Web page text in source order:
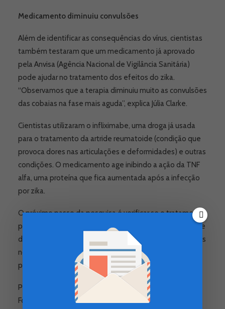
Medicamento diminuiu convulsões
Além de identificar as consequências do vírus, cientistas
também testaram que um medicamento já aprovado
pela Anvisa (Agência Nacional de Vigilância Sanitária)
pode ajudar no tratamento dos efeitos do zika.
“Observamos que a terapia diminuiu muito as convulsões
das cobaias na fase mais aguda”, explica Júlia Clarke.
Cientistas utilizaram o infliximabe, uma droga já usada
para o tratamento da artride reumatoide (condição que
provoca dores nas articulações e deformidades) e outras
condições. O medicamento age inibindo a ação da TNF
alfa, uma proteína que fica aumentada após a infecção
por zika.
O próximo passo da pesquisa é verificar se o tratamento
poderá ser usado na fase adulta, como uma tentativa de
diminuir os efeitos da inflamação no cérebro. Primeiro, os
novos testes serão feitos em cobaias. Não há previsão
para testes em humanos por enquanto.
Por Monique Oliveira,
Fonte: G1.com